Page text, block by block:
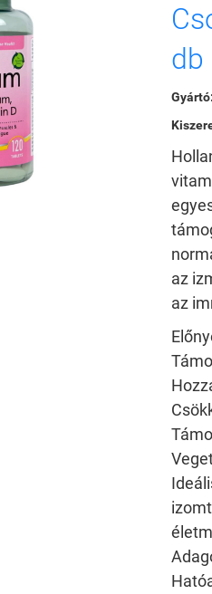
db
Gyártó:
az
az